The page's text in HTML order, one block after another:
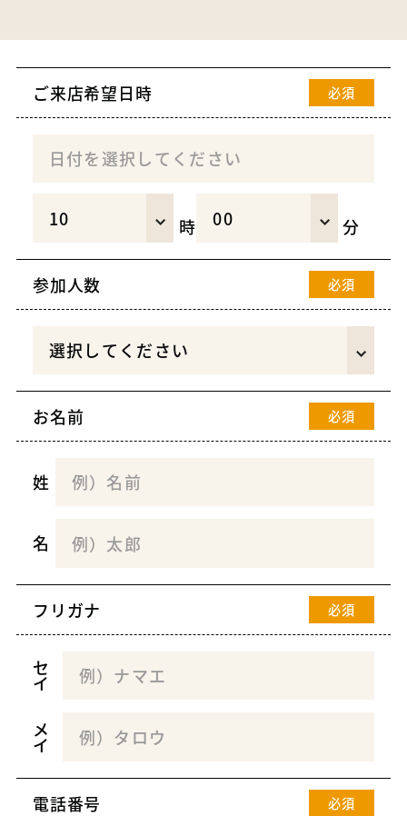
ご来店希望日時 必須
時 分
参加人数 必須
お名前 必須
姓
名
フリガナ 必須
セ
イ
メ
イ
電話番号 必須